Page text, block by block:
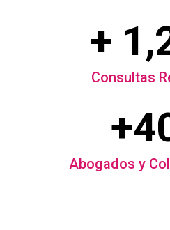
+
Consultas
Abogados y